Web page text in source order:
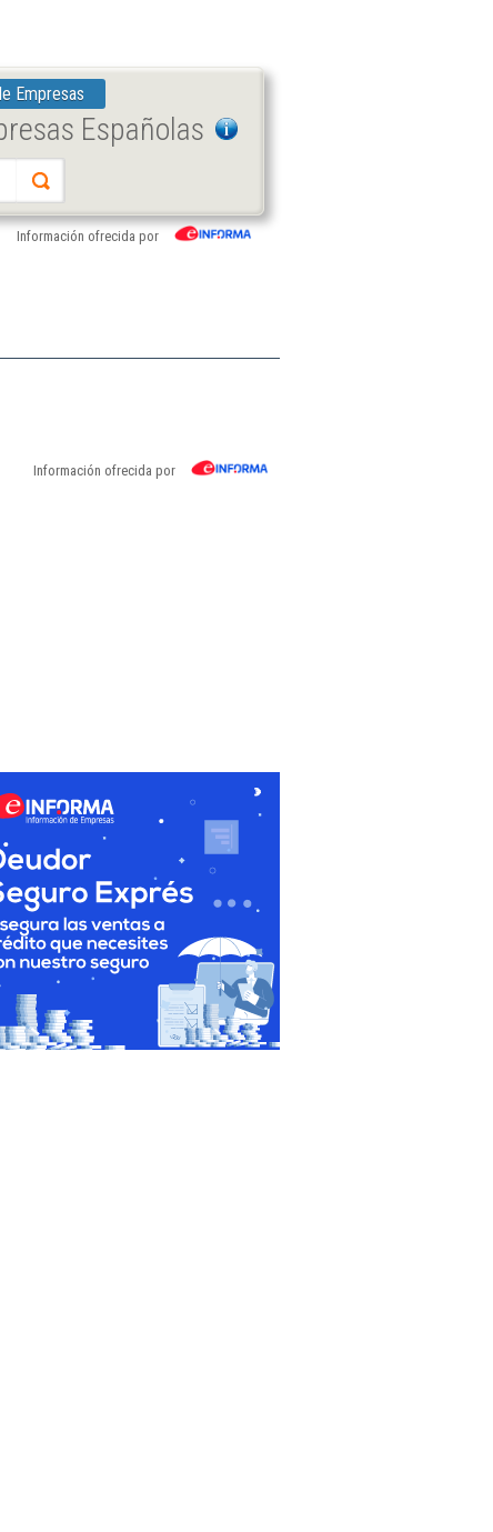
Empresas
Españolas
Información ofrecida por
Información ofrecida por